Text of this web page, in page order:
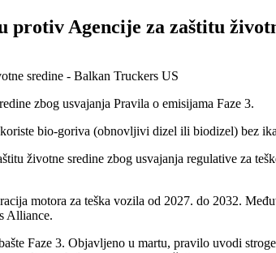
protiv Agencije za zaštitu
zbog usvajanja Pravila o emisijama Faze 3.
bio-goriva (obnovljivi dizel ili biodizel) bez
životne sredine zbog usvajanja regulative za
motora za teška vozila od 2027. do 2032.
Alliance.
Faze 3. Objavljeno u martu, pravilo uvodi